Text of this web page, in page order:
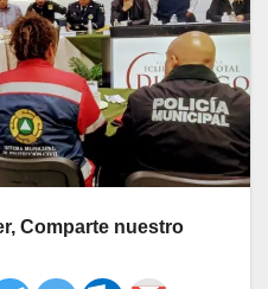
Comparte nuestro